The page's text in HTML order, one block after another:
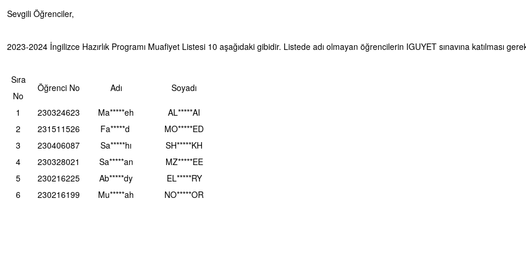
Sevgili Öğrenciler,
2023-2024 İngilizce Hazırlık Programı Muafiyet Listesi 10 aşağıdaki gibidir. Listede adı olmayan öğrencilerin IGUYET sınavına katılması
Sıra
No
Öğrenci No Adı Soyadı
1 230324623 Ma*****eh
AL*****AI
2
231511526 Fa*****d
MO*****ED
3
230406087 Sa*****hı
SH*****KH
4
230328021 Sa*****an
MZ*****EE
5
230216225 Ab*****dy
EL*****RY
6
230216199 Mu*****ah NO*****OR